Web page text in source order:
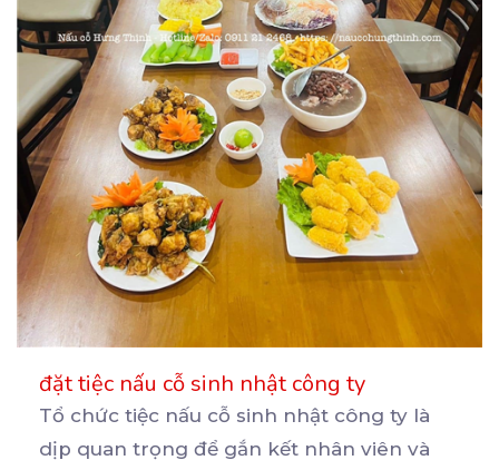
đặt tiệc nấu cỗ sinh nhật công ty
Tổ chức tiệc nấu cỗ sinh nhật công ty là
dịp quan trọng để gắn kết nhân viên và